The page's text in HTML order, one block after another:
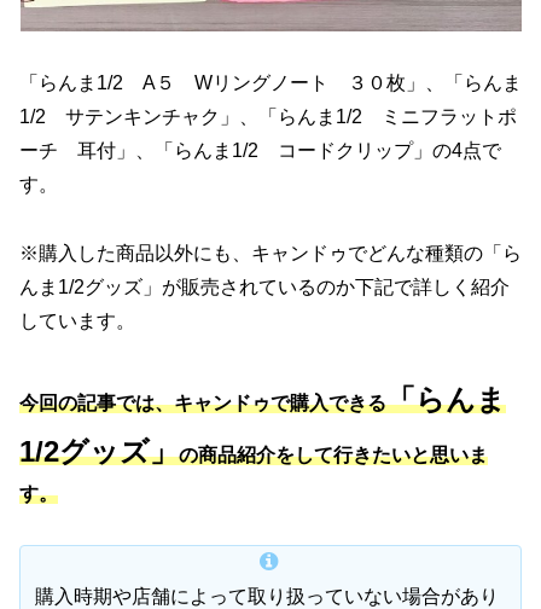
「らんま1/2 A５ Wリングノート ３０枚」、「らんま
1/2 サテンキンチャク」、「らんま1/2 ミニフラットポ
ーチ 耳付」、「らんま1/2 コードクリップ」の4点で
す。
※購入した商品以外にも、キャンドゥでどんな種類の「ら
んま1/2グッズ」が販売されているのか下記で詳しく紹介
しています。
今回の記事では、キャンドゥで購入できる「らんま
1/2グッズ」の商品紹介をして行きたいと思いま
す。
購入時期や店舗によって取り扱っていない場合があり